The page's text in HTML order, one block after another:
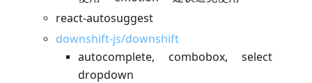
react-autosuggest
downshift-js/downshift
autocomplete, combobox, select
dropdown